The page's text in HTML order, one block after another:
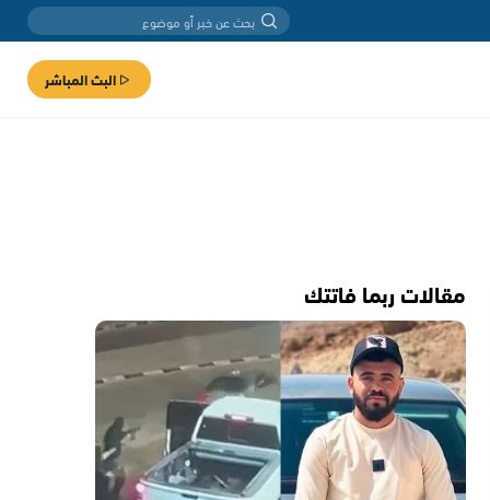
البث المباشر
مقالات ربما فاتتك